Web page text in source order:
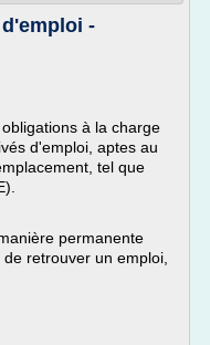
-
à la charge
d'emploi, aptes au
tel que
permanente
retrouver un emploi,